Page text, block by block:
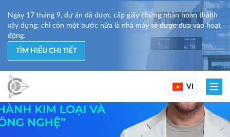
Ngày 17 tháng 9, dự án đã được cấp giấy chứng nhận hoàn thành
xây dựng: chỉ còn một bước nữa là nhà máy sẽ được đưa vào hoạt
động.
TÌM HIỂU CHI TIẾT
VI